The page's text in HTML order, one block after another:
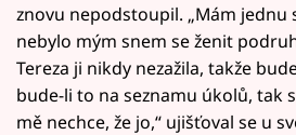
znovu nepodstoupil. „Mám jednu
nebylo mým snem se ženit
Tereza ji nikdy nezažila, takže
bude-li to na seznamu úkolů, tak
mě nechce, že jo,“ ujišťoval se u